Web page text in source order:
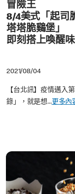
冒險王
8/4美式「起司
塔塔脆鷄堡」
即刻搭上喚醒
2021/08/04
【台北訊】疫情邁入
錄」，就是想...更多內